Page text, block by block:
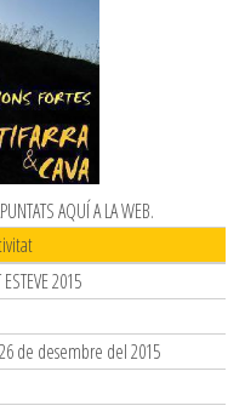
AQUÍ A LA WEB.
2015
de desembre del 2015